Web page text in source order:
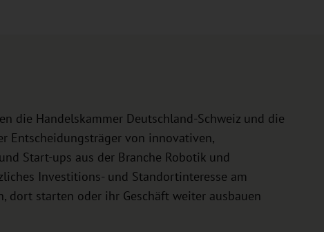
die Handelskammer Deutschland-Schweiz und die
Entscheidungsträger von innovativen,
Start-ups aus der Branche Robotik und
Investitions- und Standortinteresse am
dort starten oder ihr Geschäft weiter ausbauen